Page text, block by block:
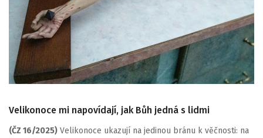
Velikonoce mi napovídají, jak Bůh jedná s lidmi
(ČZ 16/2025) Velikonoce ukazují na jedinou bránu k věčnosti: na